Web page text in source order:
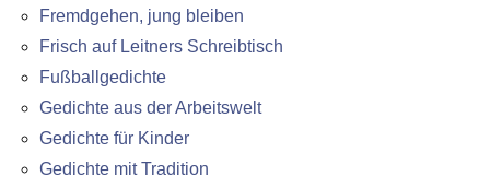
Fremdgehen, jung bleiben
Frisch auf Leitners Schreibtisch
Fußballgedichte
Gedichte aus der Arbeitswelt
Gedichte für Kinder
Gedichte mit Tradition